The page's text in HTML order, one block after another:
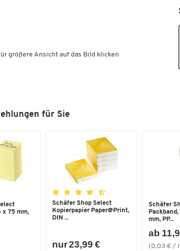
größere Ansicht auf das Bild klicken
für Sie
x 75 mm,
Schäfer Shop Select
Kopierpapier Paper@Print,
DIN ...
nur 23,99 €
Schäfer
mm, PP...
ab
(0,03 € /